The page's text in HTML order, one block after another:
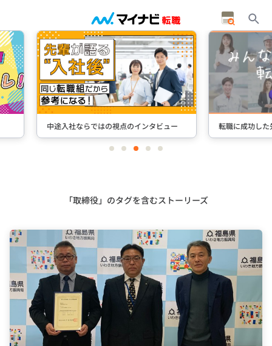
転職に成功した先輩たちのインタビュー ＋
itemitemitemitemitem
「取締役」のタグを含むストーリーズ